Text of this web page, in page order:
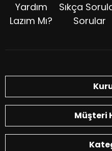
Yardım
Lazım Mı?
Sıkça
Sorular
Müşteri